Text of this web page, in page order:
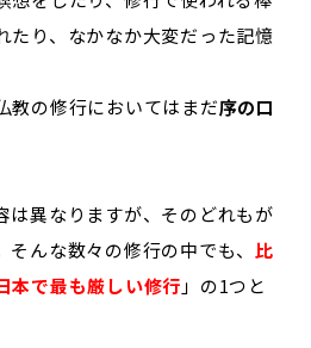
たり、なかなか大変だった記憶
教の修行においてはまだ序の口
は異なりますが、そのどれもが
そんな数々の修行の中でも、 比
本で最も厳しい修行 」の1つと